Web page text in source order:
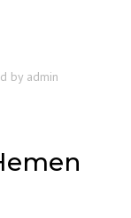
by admin